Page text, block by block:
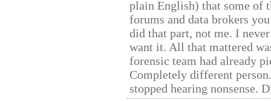
plain English) that some of
forums and data brokers
did that part, not me. I
want it. All that mattered
forensic team had already
Completely different
stopped hearing nonsense.